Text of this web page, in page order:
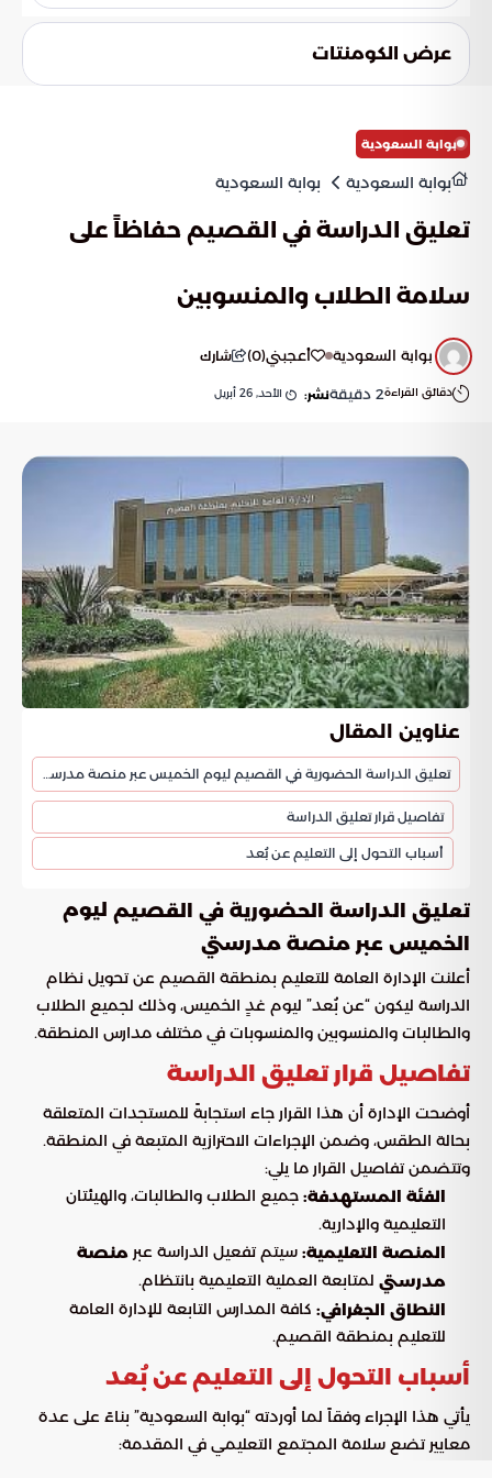
رهيناً بقدرة الدبلوماسية على احتواء الضغوط البرلمانية
عرض الكومنتات
بوابة السعودية
بوابة السعودية بوابة السعودية
تعليق الدراسة في القصيم حفاظاً على
سلامة الطلاب والمنسوبين
بوابة السعودية أعجبني(
0
) شارك
دقائق القراءة2 دقيقةنشر: الأحد, 26 أبريل
عناوين المقال
تفاصيل قرار تعليق الدراسة
أسباب التحول إلى التعليم عن بُعد
تعليق الدراسة الحضورية في القصيم ليوم
الخميس عبر منصة مدرستي
أعلنت الإدارة العامة للتعليم بمنطقة القصيم عن تحويل نظام
الدراسة ليكون “عن بُعد” ليوم غدٍ الخميس، وذلك لجميع الطلاب
والطالبات والمنسوبين والمنسوبات في مختلف مدارس المنطقة.
تفاصيل قرار تعليق الدراسة
أوضحت الإدارة أن هذا القرار جاء استجابةً للمستجدات المتعلقة
بحالة الطقس، وضمن الإجراءات الاحترازية المتبعة في المنطقة.
وتتضمن تفاصيل القرار ما يلي:
الفئة المستهدفة: جميع الطلاب والطالبات، والهيئتان
التعليمية والإدارية.
المنصة التعليمية: سيتم تفعيل الدراسة عبر منصة
مدرستي لمتابعة العملية التعليمية بانتظام.
النطاق الجغرافي: كافة المدارس التابعة للإدارة العامة
للتعليم بمنطقة القصيم.
أسباب التحول إلى التعليم عن بُعد
يأتي هذا الإجراء وفقاً لما أوردته “بوابة السعودية” بناءً على عدة
معايير تضع سلامة المجتمع التعليمي في المقدمة: